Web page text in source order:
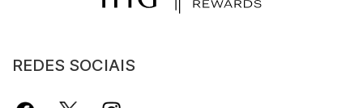
REDES SOCIAIS